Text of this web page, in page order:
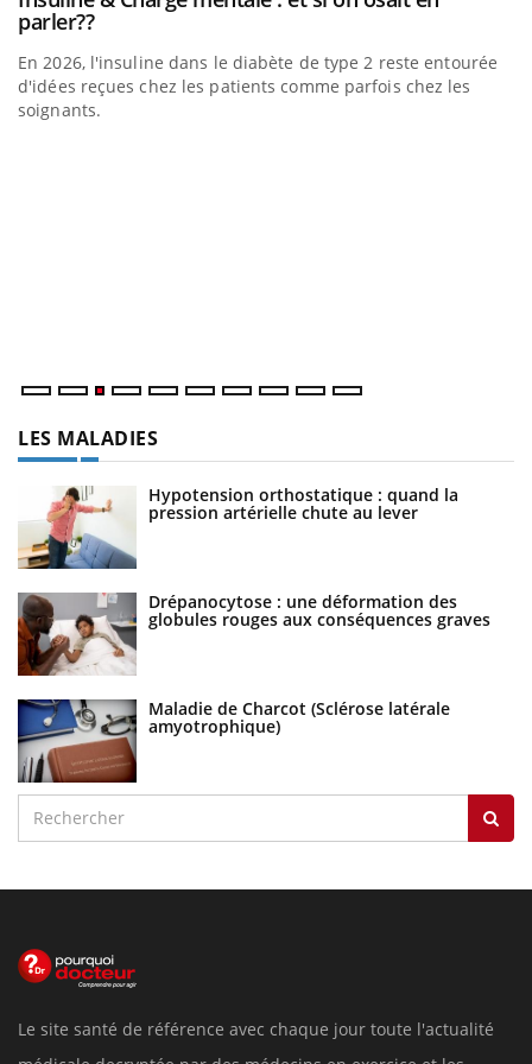
parler??Youtube
En 2026, l'insuline dans le diabète de type 2 reste entourée
d'idées reçues chez les patients comme parfois chez les
soignants.
LES MALADIES
Hypotension orthostatique : quand la
pression artérielle chute au lever
Drépanocytose : une déformation des
globules rouges aux conséquences graves
Maladie de Charcot (Sclérose latérale
amyotrophique)
Le site santé de référence avec chaque jour toute l'actualité